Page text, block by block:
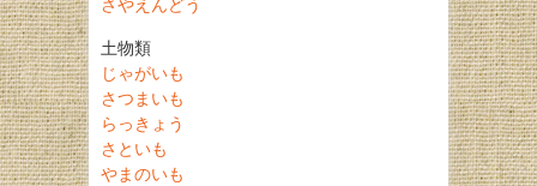
さやえんどう
土物類
じゃがいも
さつまいも
らっきょう
さといも
やまのいも